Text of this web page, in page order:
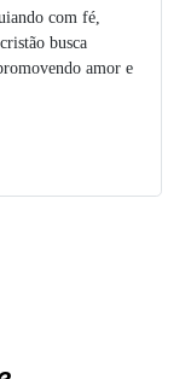
com fé,
busca
amor e